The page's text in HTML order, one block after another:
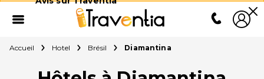
Accueil Hotel Brésil Diamantina